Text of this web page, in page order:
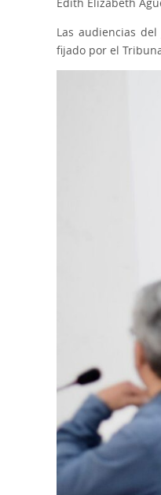
Las audiencias
fijado por el